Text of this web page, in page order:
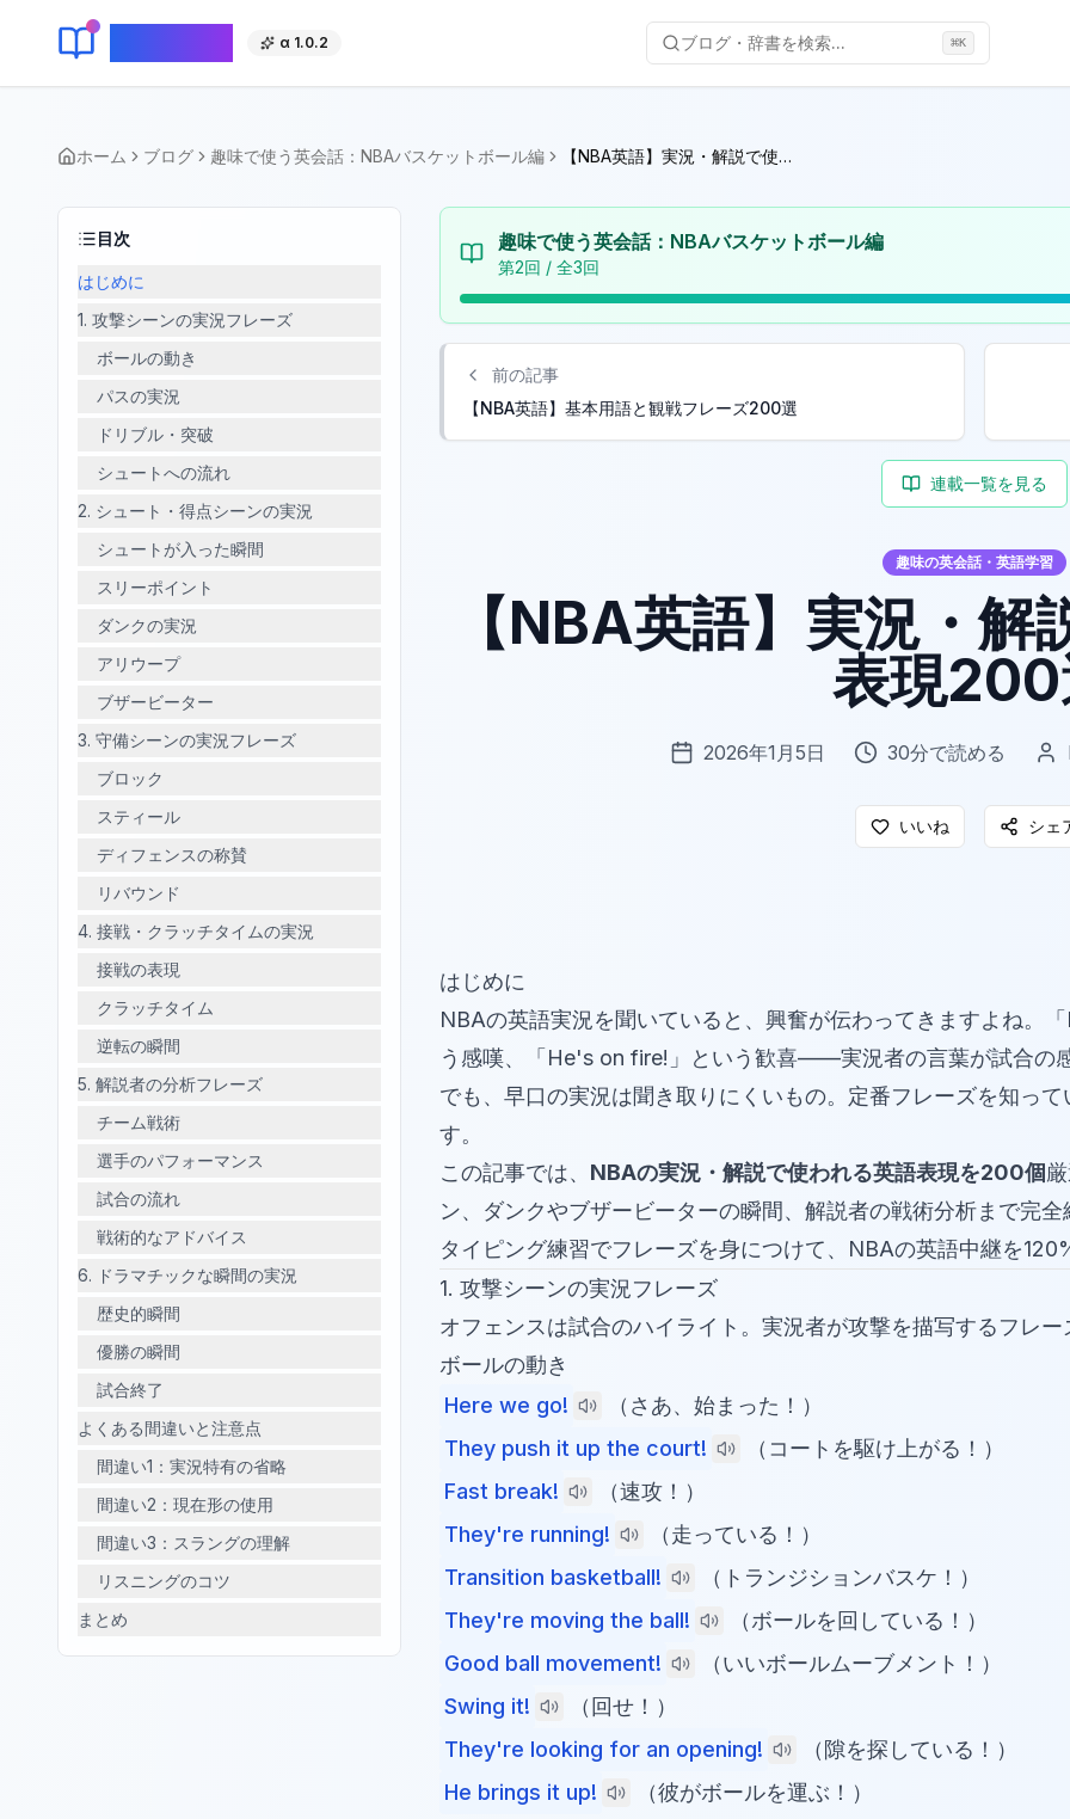
α 1.0.2 ブログ・辞書を検索... ⌘K
ホーム ブログ 趣味で使う英会話：NBAバスケットボール編 【NBA英語】実況・解説で使われる英語表現200選
目次
はじめに
1. 攻撃シーンの実況フレーズ
ボールの動き
パスの実況
ドリブル・突破
シュートへの流れ
2. シュート・得点シーンの実況
シュートが入った瞬間
スリーポイント
ダンクの実況
アリウープ
ブザービーター
3. 守備シーンの実況フレーズ
ブロック
スティール
ディフェンスの称賛
リバウンド
4. 接戦・クラッチタイムの実況
接戦の表現
クラッチタイム
逆転の瞬間
5. 解説者の分析フレーズ
チーム戦術
選手のパフォーマンス
試合の流れ
戦術的なアドバイス
6. ドラマチックな瞬間の実況
歴史的瞬間
優勝の瞬間
試合終了
よくある間違いと注意点
間違い1：実況特有の省略
間違い2：現在形の使用
間違い3：スラングの理解
リスニングのコツ
まとめ
趣味で使う英会話：NBAバスケットボール編
第2回 / 全3回
前の記事
【NBA英語】基本用語と観戦フレーズ200選
連載一覧を見る
趣味の英会話・英語学習
【NBA英語】実況・
表現
2026年1月5日 30分で読める
いいね シェ
はじめに
NBAの英語実況を聞いていると、興奮が伝わってきますよね。
う感嘆、「He's on fire!」という歓喜——実況者の言葉が試合の
でも、早口の実況は聞き取りにくいもの。定番フレーズを知っ
す。
この記事では、 NBAの実況・解説で使われる英語表現を200個
ン、ダンクやブザービーターの瞬間、解説者の戦術分析まで完
タイピング練習でフレーズを身につけて、NBAの英語中継を
1. 攻撃シーンの実況フレーズ
オフェンスは試合のハイライト。実況者が攻撃を描写するフレ
ボールの動き
Here we go!
（さあ、始まった！）
They push it up the court!
（コートを駆け上がる！）
Fast break!
（速攻！）
They're running!
（走っている！）
Transition basketball!
（トランジションバスケ！）
They're moving the ball!
（ボールを回している！）
Good ball movement!
（いいボールムーブメント！）
Swing it!
（回せ！）
They're looking for an opening!
（隙を探している！）
He brings it up!
（彼がボールを運ぶ！）